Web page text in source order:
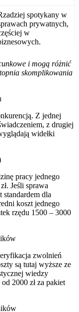
spotykany w
prywatnych,
w
i mogą różnić
skomplikowania
Z jednej
z drugiej
widełki
pracy jednego
Jeśli sprawa
standardem dla
koszt jednego
rzędu 1500 – 3000
zwolnień
są tutaj wyższe ze
wiedzy
2000 zł za pakiet